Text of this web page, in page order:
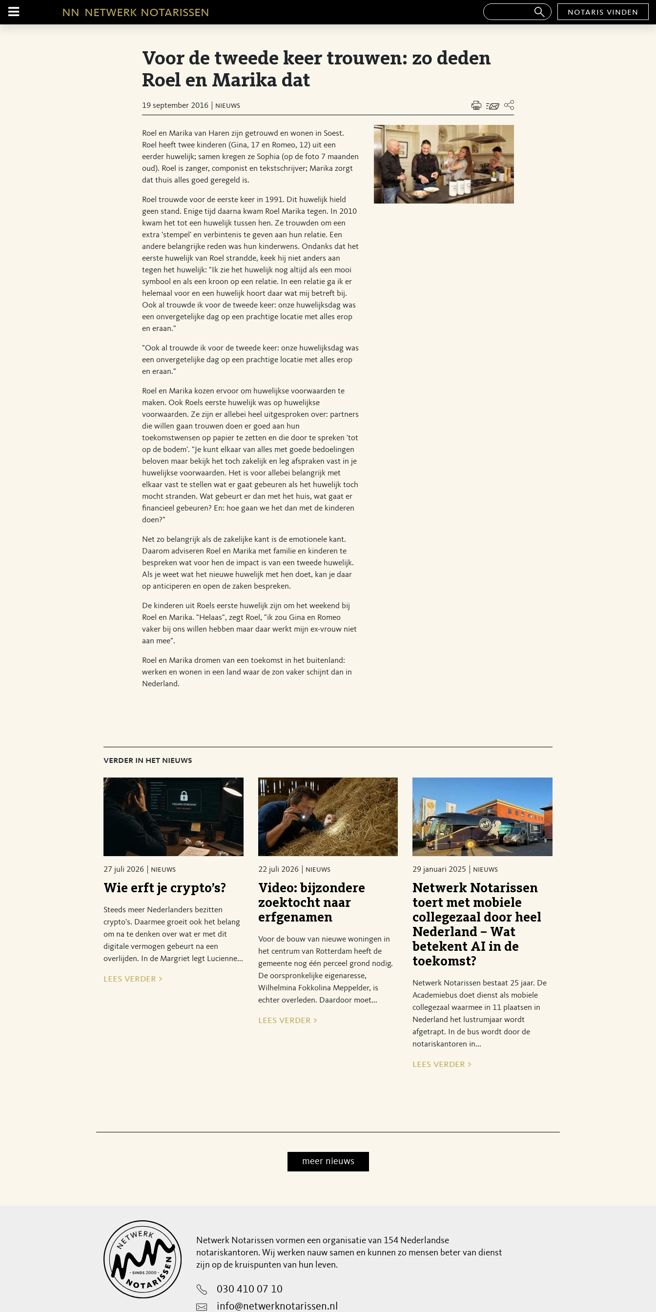
nn netwerk notarissen notaris vinden
Voor de tweede keer trouwen: zo deden
Roel en Marika dat
19 september 2016 nieuws
Roel en Marika van Haren zijn getrouwd en wonen in Soest.
Roel heeft twee kinderen (Gina, 17 en Romeo, 12) uit een
eerder huwelijk; samen kregen ze Sophia (op de foto 7 maanden
oud). Roel is zanger, componist en tekstschrijver; Marika zorgt
dat thuis alles goed geregeld is.
Roel trouwde voor de eerste keer in 1991. Dit huwelijk hield
geen stand. Enige tijd daarna kwam Roel Marika tegen. In 2010
kwam het tot een huwelijk tussen hen. Ze trouwden om een
extra 'stempel' en verbintenis te geven aan hun relatie. Een
andere belangrijke reden was hun kinderwens. Ondanks dat het
eerste huwelijk van Roel strandde, keek hij niet anders aan
tegen het huwelijk: "Ik zie het huwelijk nog altijd als een mooi
symbool en als een kroon op een relatie. In een relatie ga ik er
helemaal voor en een huwelijk hoort daar wat mij betreft bij.
Ook al trouwde ik voor de tweede keer: onze huwelijksdag was
een onvergetelijke dag op een prachtige locatie met alles erop
en eraan."
"Ook al trouwde ik voor de tweede keer: onze huwelijksdag was
een onvergetelijke dag op een prachtige locatie met alles erop
en eraan."
Roel en Marika kozen ervoor om huwelijkse voorwaarden te
maken. Ook Roels eerste huwelijk was op huwelijkse
voorwaarden. Ze zijn er allebei heel uitgesproken over: partners
die willen gaan trouwen doen er goed aan hun
toekomstwensen op papier te zetten en die door te spreken 'tot
op de bodem'. "Je kunt elkaar van alles met goede bedoelingen
beloven maar bekijk het toch zakelijk en leg afspraken vast in je
huwelijkse voorwaarden. Het is voor allebei belangrijk met
elkaar vast te stellen wat er gaat gebeuren als het huwelijk toch
mocht stranden. Wat gebeurt er dan met het huis, wat gaat er
financieel gebeuren? En: hoe gaan we het dan met de kinderen
doen?"
Net zo belangrijk als de zakelijke kant is de emotionele kant.
Daarom adviseren Roel en Marika met familie en kinderen te
bespreken wat voor hen de impact is van een tweede huwelijk.
Als je weet wat het nieuwe huwelijk met hen doet, kan je daar
op anticiperen en open de zaken bespreken.
De kinderen uit Roels eerste huwelijk zijn om het weekend bij
Roel en Marika. "Helaas", zegt Roel, "ik zou Gina en Romeo
vaker bij ons willen hebben maar daar werkt mijn ex-vrouw niet
aan mee".
Roel en Marika dromen van een toekomst in het buitenland:
werken en wonen in een land waar de zon vaker schijnt dan in
Nederland.
verder in het nieuws
27 juli 2026 nieuws
Wie erft je crypto’s?
Steeds meer Nederlanders bezitten
crypto's. Daarmee groeit ook het belang
om na te denken over wat er met dit
digitale vermogen gebeurt na een
overlijden. In de Margriet legt Lucienne...
lees verder >
22 juli 2026 nieuws
Video: bijzondere
zoektocht naar
erfgenamen
Voor de bouw van nieuwe woningen in
het centrum van Rotterdam heeft de
gemeente nog één perceel grond nodig.
De oorspronkelijke eigenaresse,
Wilhelmina Fokkolina Meppelder, is
echter overleden. Daardoor moet...
lees verder >
29 januari 2025 nieuws
Netwerk Notarissen
toert met mobiele
collegezaal door heel
Nederland – Wat
betekent AI in de
toekomst?
Netwerk Notarissen bestaat 25 jaar. De
Academiebus doet dienst als mobiele
collegezaal waarmee in 11 plaatsen in
Nederland het lustrumjaar wordt
afgetrapt. In de bus wordt door de
notariskantoren in...
lees verder >
meer nieuws
Netwerk Notarissen vormen een organisatie van 154 Nederlandse
notariskantoren. Wij werken nauw samen en kunnen zo mensen beter van dienst
zijn op de kruispunten van hun leven.
030 410 07 10
info@netwerknotarissen.nl